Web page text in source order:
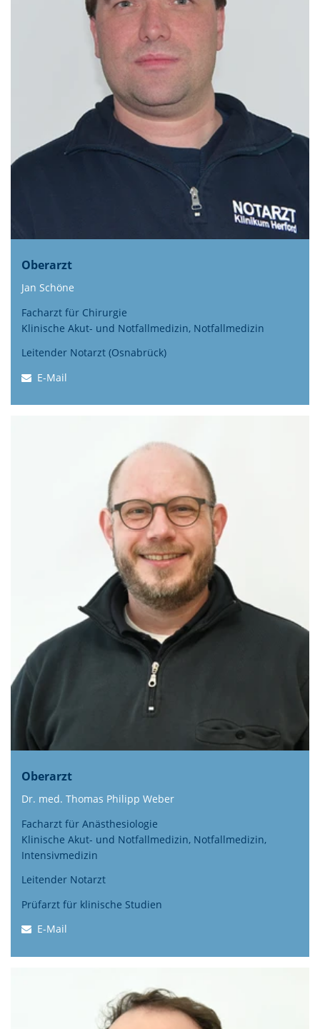
Oberarzt
Jan Schöne
Facharzt für Chirurgie
Klinische Akut- und Notfallmedizin, Notfallmedizin
Leitender Notarzt (Osnabrück)
E-Mail
Oberarzt
Dr. med. Thomas Philipp Weber
Facharzt für Anästhesiologie
Klinische Akut- und Notfallmedizin, Notfallmedizin,
Intensivmedizin
Leitender Notarzt
Prüfarzt für klinische Studien
E-Mail